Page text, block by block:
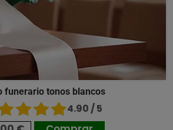
funerario tonos blancos
4.90 / 5